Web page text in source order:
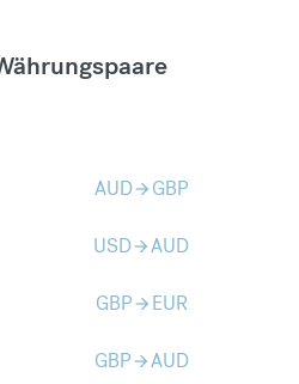
AUDarrow_forward GBP
USDarrow_forwardAUD
GBParrow_forward EUR
GBParrow_forwardAUD